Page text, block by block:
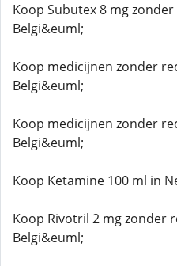
Koop Subutex 8 mg
Belgi&euml;
Koop medicijnen zonder
Belgi&euml;
Koop medicijnen zonder
Belgi&euml;
Koop Ketamine 100 ml in
Koop Rivotril 2 mg zonder
Belgi&euml;